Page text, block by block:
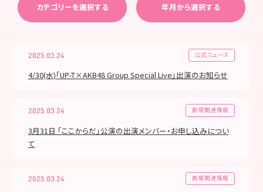
カテゴリーを選択する 年月から選択する
2025.03.24 公式ニュース
4/30(水)「UP-T×AKB48 Group Special Live」出演のお知らせ
2025.03.24 劇場関連情報
3月31日 「ここからだ」公演の出演メンバー・お申し込みについ
て
2025.03.24 劇場関連情報